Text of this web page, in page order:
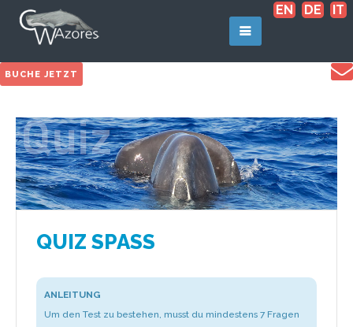
EN DE IT
BUCHE JETZT
QUIZ SPASS
ANLEITUNG
Um den Test zu bestehen, musst du mindestens 7 Fragen